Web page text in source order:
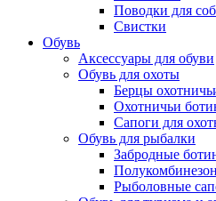
Поводки для
Свистки
Обувь
Аксессуары для обуви
Обувь для охоты
Берцы
Охотничьи
Сапоги для
Обувь для рыбалки
Забродные
Рыболовные